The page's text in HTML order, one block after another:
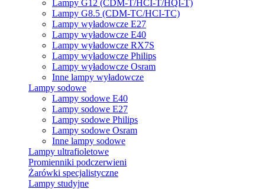
Lampy G12 (CDM-T/HCI-T/HQI-T)
Lampy G8.5 (CDM-TC/HCI-TC)
Lampy wyładowcze E27
Lampy wyładowcze E40
Lampy wyładowcze RX7S
Lampy wyładowcze Philips
Lampy wyładowcze Osram
Inne lampy wyładowcze
Lampy sodowe
Lampy sodowe E40
Lampy sodowe E27
Lampy sodowe Philips
Lampy sodowe Osram
Inne lampy sodowe
Lampy ultrafioletowe
Promienniki podczerwieni
Żarówki specjalistyczne
Lampy studyjne